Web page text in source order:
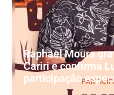
Raphael Moura
Cariri e confirma
participação